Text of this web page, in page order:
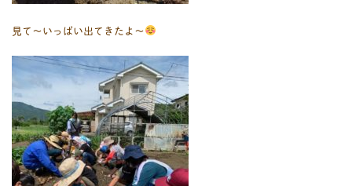
見て～いっぱい出てきたよ～